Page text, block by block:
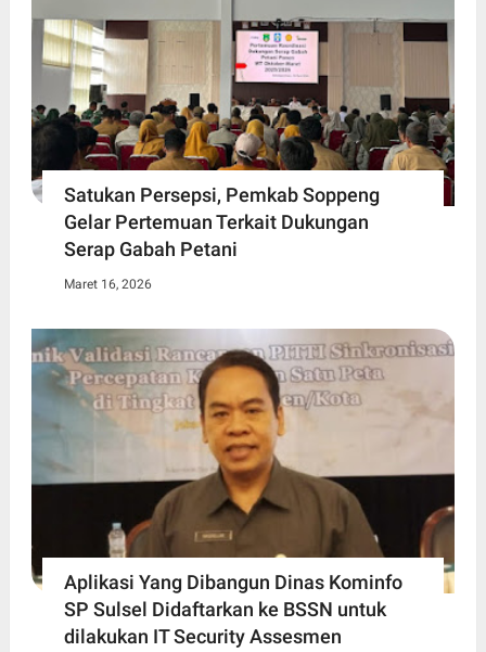
Satukan Persepsi, Pemkab Soppeng
Gelar Pertemuan Terkait Dukungan
Serap Gabah Petani
Maret 16, 2026
Aplikasi Yang Dibangun Dinas Kominfo
SP Sulsel Didaftarkan ke BSSN untuk
dilakukan IT Security Assesmen